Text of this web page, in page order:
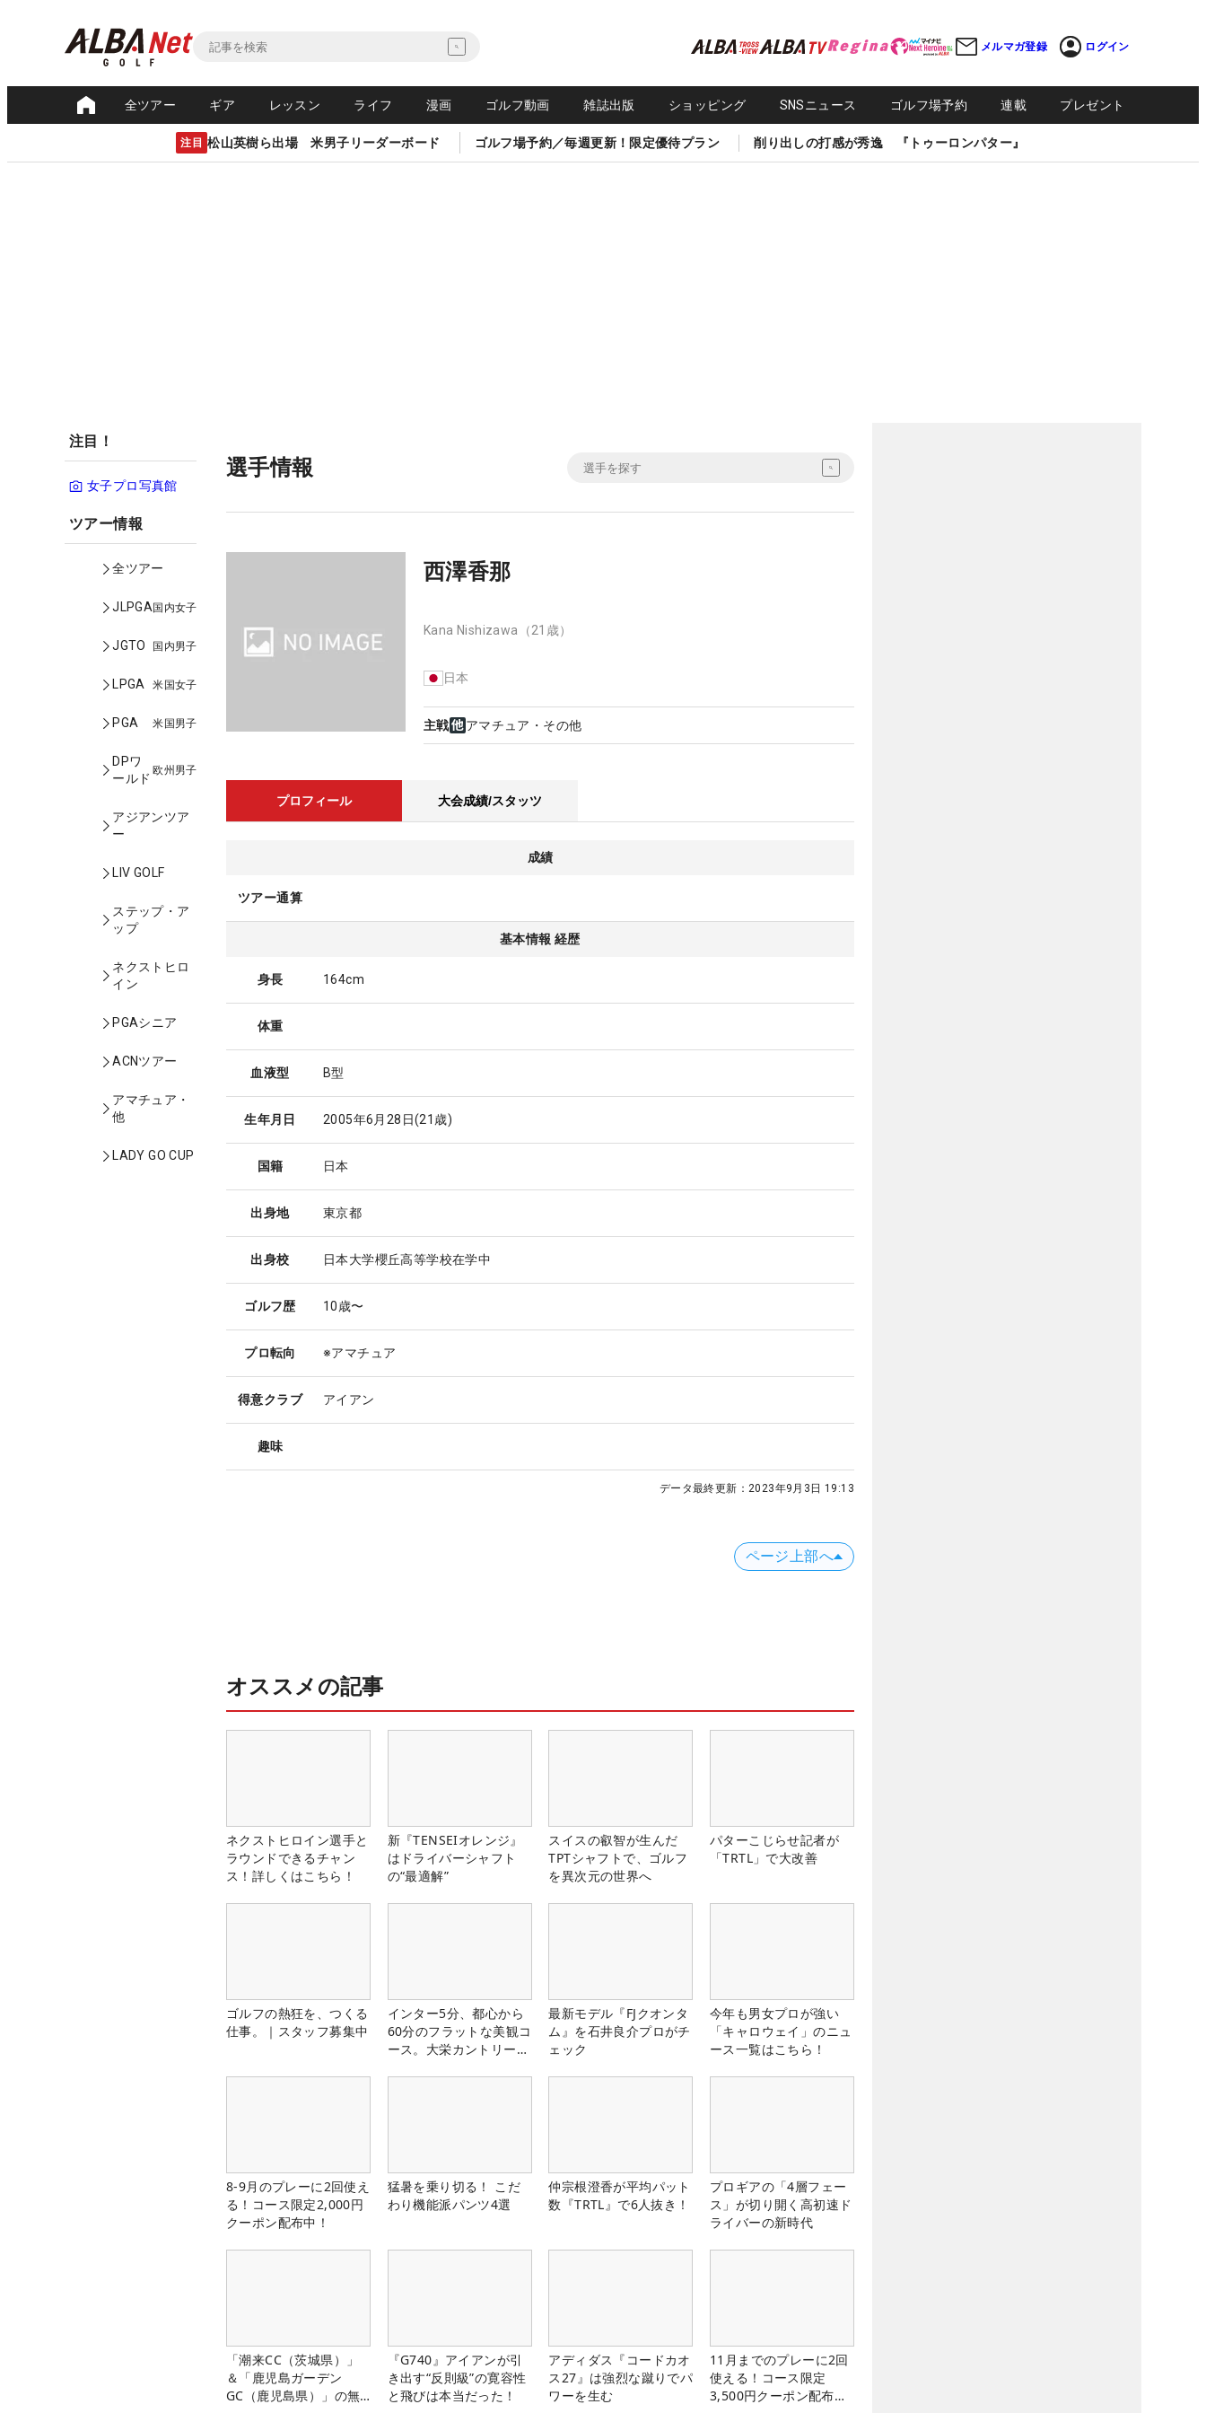
メルマガ登録 ログイン
全ツアー ギア レッスン ライフ 漫画 ゴルフ動画 雑誌出版 ショッピング SNSニュース ゴルフ場予約 連載 プレゼント
注目 松山英樹ら出場 米男子リーダーボード ゴルフ場予約／毎週更新！限定優待プラン 削り出しの打感が秀逸 『トゥーロンパター』
注目！
女子プロ写真館
ツアー情報
全ツアー
JLPGA国内女子
JGTO 国内男子
LPGA 米国女子
PGA 米国男子
DPワ
ールド
欧州男子
アジアンツア
ー
LIV GOLF
ステップ・ア
ップ
ネクストヒロ
イン
PGAシニア
ACNツアー
アマチュア・
他
LADY GO CUP
選手情報
西澤香那
Kana Nishizawa （21歳）
日本
主戦 アマチュア・その他
プロフィール 大会成績/スタッツ
成績
ツアー通算
基本情報 経歴
身長 164cm
体重
血液型 B型
生年月日 2005年6月28日(21歳)
国籍 日本
出身地 東京都
出身校 日本大学櫻丘高等学校在学中
ゴルフ歴 10歳〜
プロ転向 ※アマチュア
得意クラブ アイアン
趣味
データ最終更新： 2023年9月3日 19:13
ページ上部へ
オススメの記事
ネクストヒロイン選手と
ラウンドできるチャン
ス！詳しくはこちら！
新『TENSEIオレンジ』
はドライバーシャフト
の“最適解”
スイスの叡智が生んだ
TPTシャフトで、ゴルフ
を異次元の世界へ
パターこじらせ記者が
「TRTL」で大改善
ゴルフの熱狂を、つくる
仕事。｜スタッフ募集中
インター5分、都心から
60分のフラットな美観コ
ース。大栄カントリー俱
最新モデル『FJクオンタ
ム』を石井良介プロがチ
ェック
今年も男女プロが強い
「キャロウェイ」のニュ
ース一覧はこちら！
8-9月のプレーに2回使え
る！コース限定2,000円
クーポン配布中！
猛暑を乗り切る！ こだ
わり機能派パンツ4選
仲宗根澄香が平均パット
数『TRTL』で6人抜き！
プロギアの「4層フェー
ス」が切り開く高初速ド
ライバーの新時代
「潮来CC（茨城県）」
＆「鹿児島ガーデン
GC（鹿児島県）」の無
『G740』アイアンが引
き出す“反則級”の寛容性
と飛びは本当だった！
アディダス『コードカオ
ス27』は強烈な蹴りでパ
ワーを生む
11月までのプレーに2回
使える！コース限定
3,500円クーポン配布